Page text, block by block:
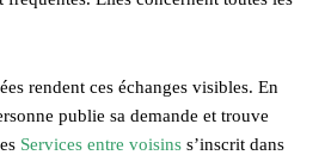
rendent ces échanges visibles. En
publie sa demande et trouve
Services entre voisins s’inscrit dans